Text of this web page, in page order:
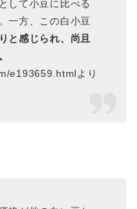
して小豆に比べる
一方、この白小豆
と感じられ、尚且
e193659.htmlより